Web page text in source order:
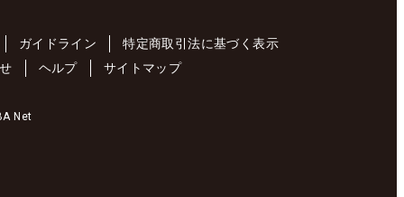
ガイドライン
特定商取引法に基づく表示
ヘルプ サイトマップ
Net